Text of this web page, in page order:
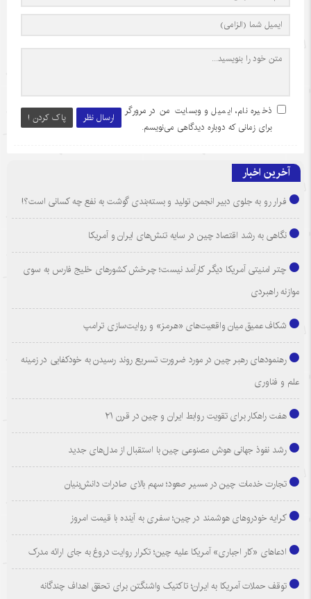
ارسال نظر پاک کردن !
ذخیره نام، ایمیل و وبسایت من در مرورگر
برای زمانی که دوباره دیدگاهی می‌نویسم.
آخرین اخبار
فرار رو به جلوی دبیر انجمن تولید و بسته‌بندی گوشت به نفع چه کسانی است؟!
نگاهی به رشد اقتصاد چین در سایه تنش‌های ایران و آمریکا
چتر امنیتی آمریکا دیگر کارآمد نیست؛ چرخش کشورهای خلیج فارس به سوی
موازنه راهبردی
شکاف عمیق میان واقعیت‌های «هرمز» و روایت‌سازی ترامپ
رهنمودهای رهبر چین در مورد ضرورت تسریع روند رسیدن به خودکفایی در زمینه
علم و فناوری
هفت راهکار برای تقویت روابط ایران و چین در قرن ۲۱
رشد نفوذ جهانی هوش مصنوعی چین با استقبال از مدل‌های جدید
تجارت خدمات چین در مسیر صعود؛ سهم بالای صادرات دانش‌بنیان
کرایه خودروهای هوشمند در چین؛ سفری به آینده با قیمت امروز
ادعاهای «کار اجباری» آمریکا علیه چین؛ تکرار روایت دروغ به جای ارائه مدرک
توقف حملات آمریکا به ایران؛ تاکتیک واشنگتن برای تحقق اهداف چندگانه